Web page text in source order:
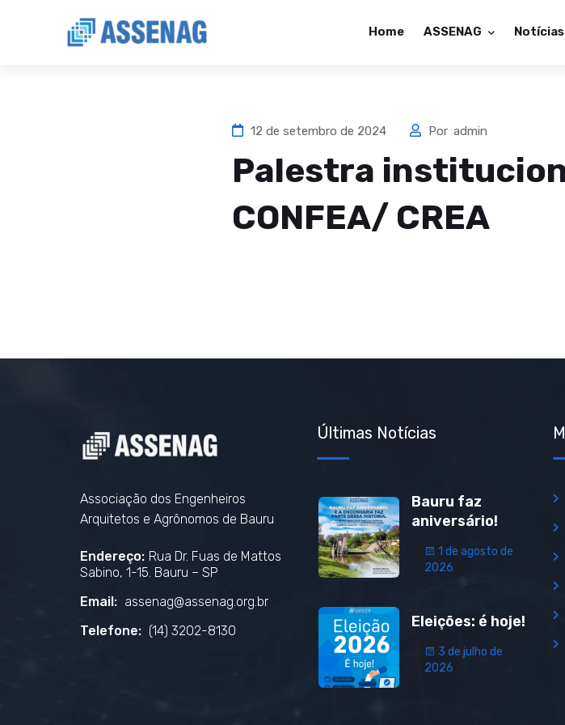
Home ASSENAG Notícias
12 de setembro de 2024 Por admin
Palestra
CONFEA/ CREA
Associação dos Engenheiros
Arquitetos e Agrônomos de Bauru
Endereço: Rua Dr. Fuas de Mattos
Sabino, 1-15. Bauru – SP
Email: assenag@assenag.org.br
Telefone: (14) 3202-8130
Últimas Notícias
Bauru faz
aniversário!
1 de agosto de
2026
Eleições: é hoje!
3 de julho de
2026